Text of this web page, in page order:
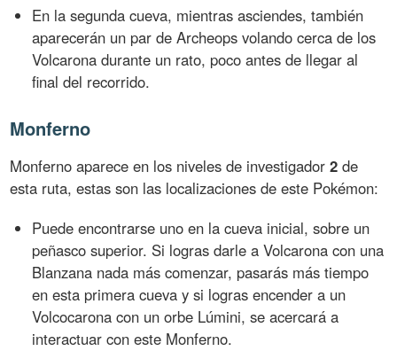
En la segunda cueva, mientras asciendes, también
aparecerán un par de Archeops volando cerca de los
Volcarona durante un rato, poco antes de llegar al
final del recorrido.
Monferno
Monferno aparece en los niveles de investigador2 de
esta ruta, estas son las localizaciones de este Pokémon:
Puede encontrarse uno en la cueva inicial, sobre un
peñasco superior. Si logras darle a Volcarona con una
Blanzana nada más comenzar, pasarás más tiempo
en esta primera cueva y si logras encender a un
Volcocarona con un orbe Lúmini, se acercará a
interactuar con este Monferno.